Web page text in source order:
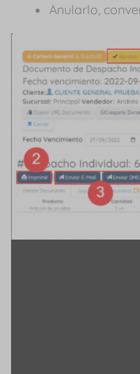
Anularlo,